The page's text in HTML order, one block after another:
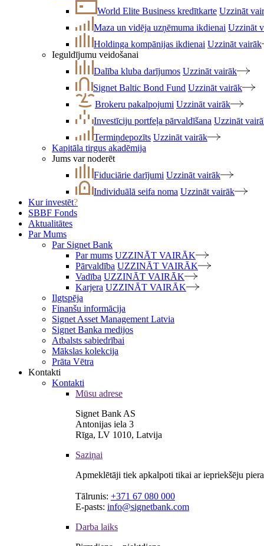
World Elite Business kredītkarte Uzzināt
Maza un vidēja uzņēmuma ikdienai Uzzināt
Holdinga kompānijas ikdienai Uzzināt vairāk
Ieguldījumu veidošanai
Dalība kluba darījumos Uzzināt vairāk
Signet Baltic Bond Fund Uzzināt vairāk
Brokeru pakalpojumi Uzzināt vairāk
Investīciju portfeļa pārvaldīšana Uzzināt
Termiņdepozīts Uzzināt vairāk
Kapitāla tirgus akadēmija
Jums var noderēt
Fiduciārie darījumi Uzzināt vairāk
Individuālā seifa noma Uzzināt vairāk
Kur investēt?
SBBF Fonds
Aktualitātes
Par Mums
Par Signet Bank
Par mums UZZINĀT VAIRĀK
Pārvaldība UZZINĀT VAIRĀK
Vadība UZZINĀT VAIRĀK
Karjera UZZINĀT VAIRĀK
Ilgtspēja
Finanšu informācija
Signet Asset Management Latvia
Signet Banka medijos
Atbalsts sabiedrībai
Mākslas kolekcija
Prāta Vētra
Kontakti
Kontakti
Mūsu adrese
Signet Bank AS
Antonijas iela 3
Rīga, LV 1010, Latvija
Saziņai
Apmeklētāji tiek apkalpoti tikai ar iepriekšēju
Tālrunis: +371 67 080 000
E-pasts: info@signetbank.com
Darba laiks